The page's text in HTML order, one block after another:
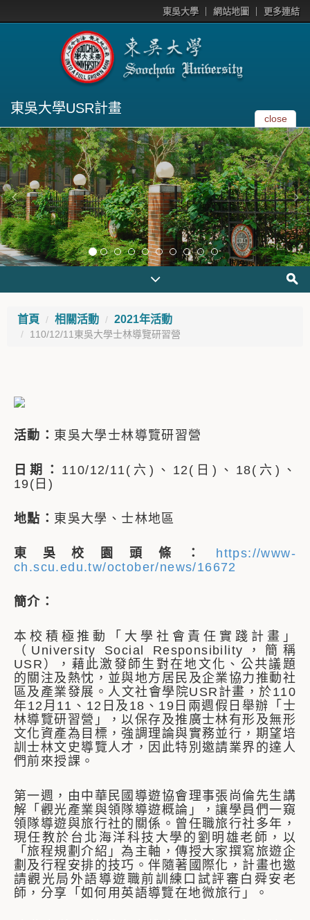
東吳大學 網站地圖 更多連結
東吳大學USR計畫
close
首頁 相關活動 2021年活動
110/12/11東吳大學士林導覽研習營
活動： 東吳大學士林導覽研習營
日期： 110/12/11(六)、12(日)、18(六)、
19(日)
地點： 東吳大學、士林地區
東吳校園頭條： https://www-
ch.scu.edu.tw/october/news/16672
簡介：
本校積極推動「大學社會責任實踐計畫」
（University Social Responsibility，簡稱
USR），藉此激發師生對在地文化、公共議題
的關注及熱忱，並與地方居民及企業協力推動社
區及產業發展。人文社會學院USR計畫，於110
年12月11、12日及18、19日兩週假日舉辦「士
林導覽研習營」，以保存及推廣士林有形及無形
文化資產為目標，強調理論與實務並行，期望培
訓士林文史導覽人才，因此特別邀請業界的達人
們前來授課。
第一週，由中華民國導遊協會理事張尚倫先生講
解「觀光產業與領隊導遊概論」，讓學員們一窺
領隊導遊與旅行社的關係。曾任職旅行社多年，
現任教於台北海洋科技大學的劉明雄老師，以
「旅程規劃介紹」為主軸，傳授大家撰寫旅遊企
劃及行程安排的技巧。伴隨著國際化，計畫也邀
請觀光局外語導遊職前訓練口試評審白舜安老
師，分享「如何用英語導覽在地微旅行」。